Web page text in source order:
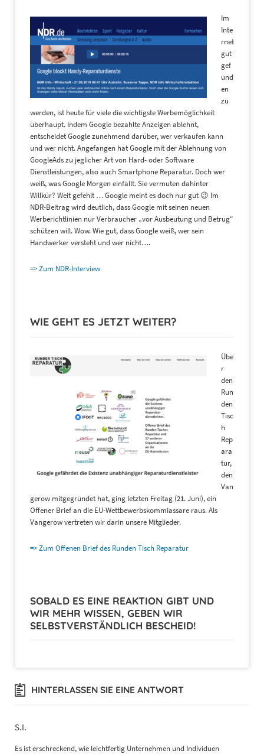
Im
Inte
rnet
gut
gef
und
en
zu
werden, ist heute für viele die wichtigste Werbemöglichkeit
überhaupt. Indem Google bezahlte Anzeigen ablehnt,
entscheidet Google zunehmend darüber, wer verkaufen kann
und wer nicht. Angefangen hat Google mit der Ablehnung von
GoogleAds zu jeglicher Art von Hard- oder Software
Dienstleistungen, also auch Smartphone Reparatur. Doch wer
weiß, was Google Morgen einfällt. Sie vermuten dahinter
Willkür? Weit gefehlt … Google meint es doch nur gut 😉 Im
NDR-Beitrag wird deutlich, dass Google mit seinen neuen
Werberichtlinien nur Verbraucher „vor Ausbeutung und Betrug“
schützen will. Wow. Wie gut, dass Google weiß, wer sein
Handwerker versteht und wer nicht….
=> Zum NDR-Interview
WIE GEHT ES JETZT WEITER?
Übe
r
den
Run
den
Tisc
h
Rep
ara
tur,
den
Van
gerow mitgegründet hat, ging letzten Freitag (21. Juni), ein
Offener Brief an die EU-Wettbewerbskommiassare raus. Als
Vangerow vertreten wir darin unsere Mitglieder.
=> Zum Offenen Brief des Runden Tisch Reparatur
SOBALD ES EINE REAKTION GIBT UND
WIR MEHR WISSEN, GEBEN WIR
SELBSTVERSTÄNDLICH BESCHEID!
HINTERLASSEN SIE EINE ANTWORT
S.I.
Es ist erschreckend, wie leichtfertig Unternehmen und Individuen